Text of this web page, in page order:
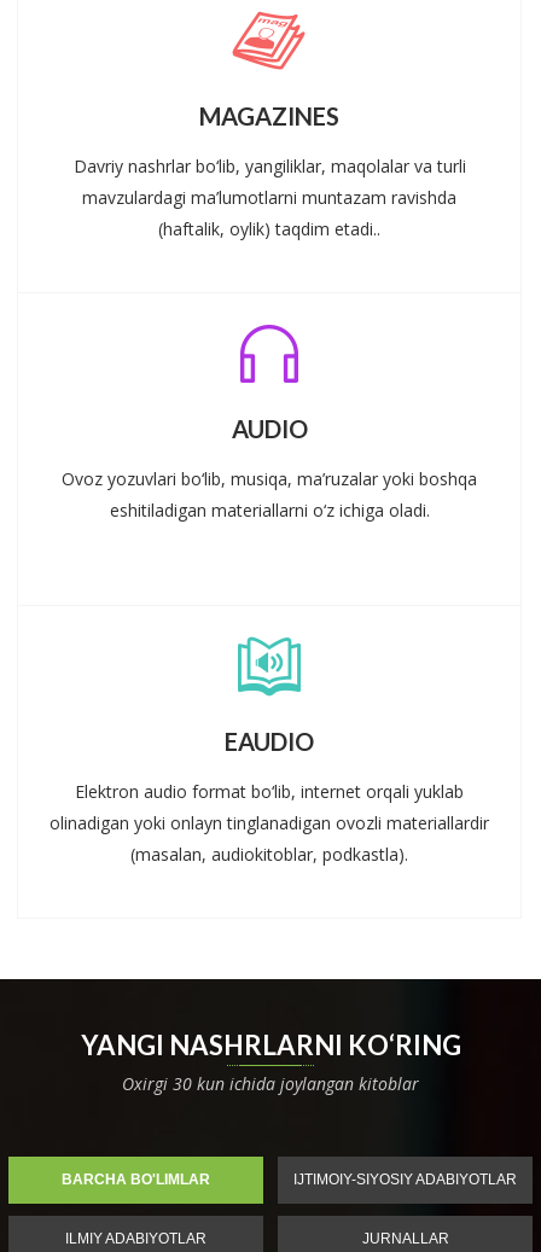
MAGAZINES
Davriy nashrlar bo‘lib, yangiliklar, maqolalar va turli
mavzulardagi ma’lumotlarni muntazam ravishda
(haftalik, oylik) taqdim etadi..
AUDIO
Ovoz yozuvlari bo‘lib, musiqa, ma’ruzalar yoki boshqa
eshitiladigan materiallarni o‘z ichiga oladi.
EAUDIO
Elektron audio format bo‘lib, internet orqali yuklab
olinadigan yoki onlayn tinglanadigan ovozli materiallardir
(masalan, audiokitoblar, podkastla).
YANGI NASHRLARNI KO‘RING
Oxirgi 30 kun ichida joylangan kitoblar
BARCHA BO'LIMLAR IJTIMOIY-SIYOSIY ADABIYOTLAR
ILMIY ADABIYOTLAR JURNALLAR